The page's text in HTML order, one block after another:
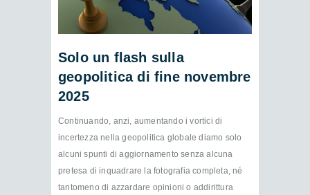
Solo un flash sulla
geopolitica di fine novembre
2025
Continuando, anzi, aumentando i vortici di
incertezza nella geopolitica globale diamo solo
alcuni spunti di aggiornamento senza alcuna
pretesa di inquadrare la fotografia completa, né
tantomeno di azzardare opinioni o addirittura